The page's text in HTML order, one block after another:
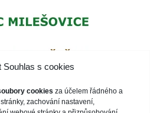
Souhlas s cookies
cookies za účelem řádného a
zachování nastavení,